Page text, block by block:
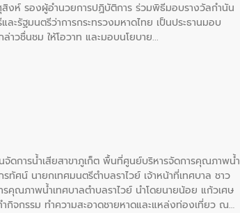
ห์ รองผู้อำนวยการปฏิบัติการ ร่วมพิธีมอบรางวัลกำนัน
รัฐมนตรีว่าการกระทรวงมหาดไทย เป็นประธานมอบ
วชื่นชม ให้โอวาท และมอบนโยบาย
ดการน้ำเสียสาขาภูเก็ต พื้นที่ศูนย์บริหารจัดการคุณภาพน้ำ
รทัศน์ นายกเทศมนตรีตำบลราไวย์ เจ้าหน้าที่เทศบาล ชาว
รคุณภาพน้ำเทศบาลตำบลราไวย์ นำโดยนายน้อย แก้วเศษ
กิจกรรม ทำความสะอาดชายหาดและแหล่งท่องเที่ยว ณ